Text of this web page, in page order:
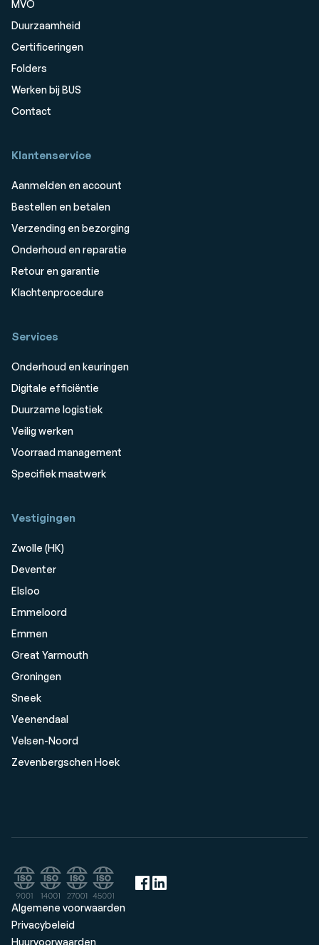
MVO
Duurzaamheid
Certificeringen
Folders
Werken bij BUS
Contact
Klantenservice
Aanmelden en account
Bestellen en betalen
Verzending en bezorging
Onderhoud en reparatie
Retour en garantie
Klachtenprocedure
Services
Onderhoud en keuringen
Digitale efficiëntie
Duurzame logistiek
Veilig werken
Voorraad management
Specifiek maatwerk
Vestigingen
Zwolle (HK)
Deventer
Elsloo
Emmeloord
Emmen
Great Yarmouth
Groningen
Sneek
Veenendaal
Velsen-Noord
Zevenbergschen Hoek
Algemene voorwaarden
Privacybeleid
Huurvoorwaarden